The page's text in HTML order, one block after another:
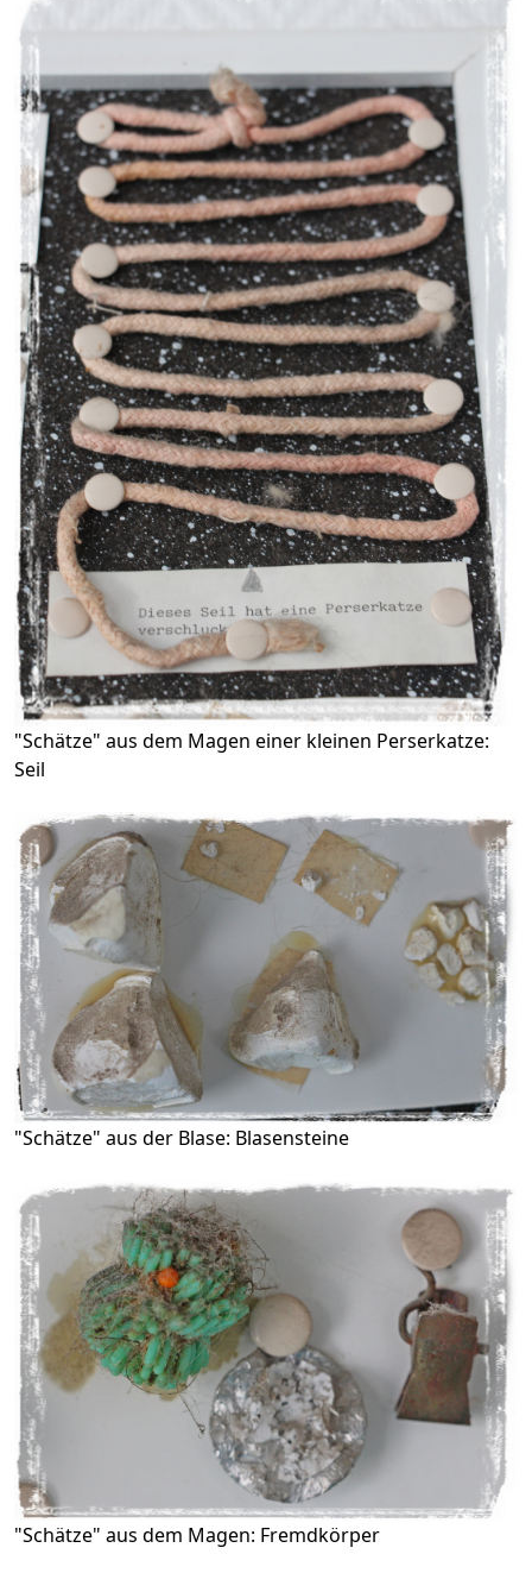
"Schätze" aus dem Magen einer kleinen Perserkatze:
Seil
"Schätze" aus der Blase: Blasensteine
"Schätze" aus dem Magen: Fremdkörper